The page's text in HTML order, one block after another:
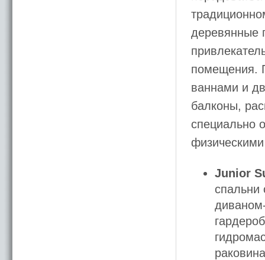
деревянные
помещения.
ваннами и
балконы,
специально
Junior
спальни